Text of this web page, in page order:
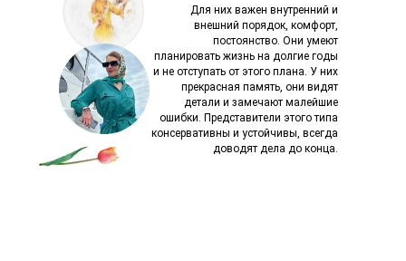
Для них важен внутренний и
внешний порядок, комфорт,
постоянство. Они умеют
планировать жизнь на долгие годы
и не отступать от этого плана. У них
прекрасная память, они видят
детали и замечают малейшие
ошибки. Представители этого типа
консервативны и устойчивы, всегда
доводят дела до конца.